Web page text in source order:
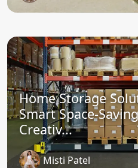
Home Storage
Smart Space-
Creativ...
Misti Patel